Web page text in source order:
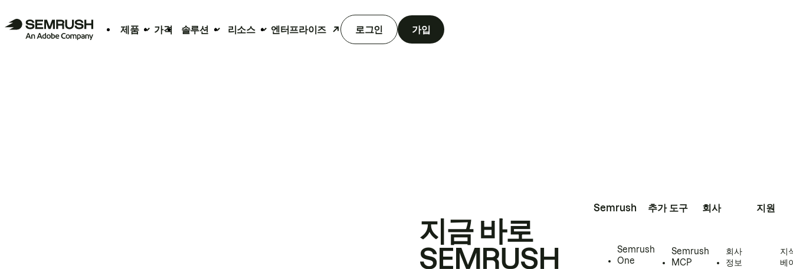
제품 가격 솔루션 리소스 엔터프라이즈 로그인 가입
지금 바로
SEMRUSH
Semrush
Semrush
One
추가 도구
Semrush
MCP
회사
회사
정보
지원
지
베